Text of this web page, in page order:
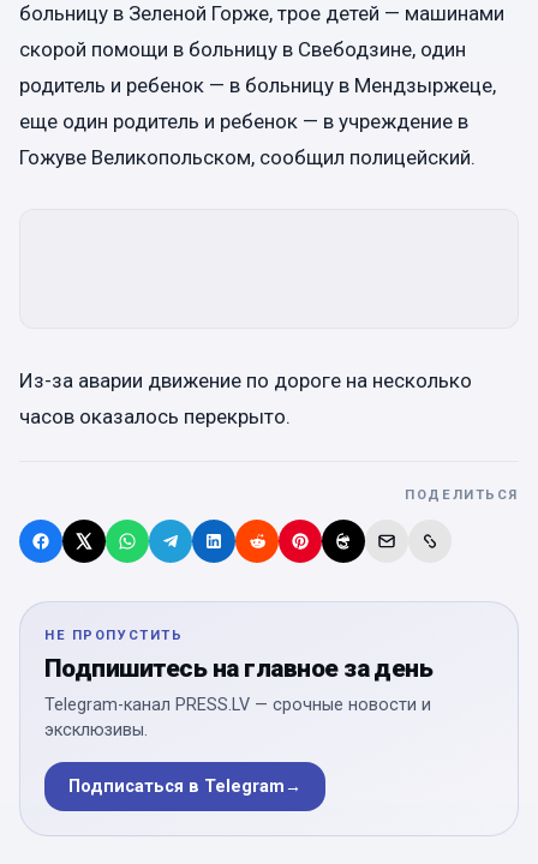
больницу в Зеленой Горже, трое детей — машинами
скорой помощи в больницу в Свебодзине, один
родитель и ребенок — в больницу в Мендзыржеце,
еще один родитель и ребенок — в учреждение в
Гожуве Великопольском, сообщил полицейский.
Из-за аварии движение по дороге на несколько
часов оказалось перекрыто.
ПОДЕЛИТЬСЯ
НЕ ПРОПУСТИТЬ
Подпишитесь на главное за день
Telegram-канал PRESS.LV — срочные новости и
эксклюзивы.
Подписаться в Telegram→